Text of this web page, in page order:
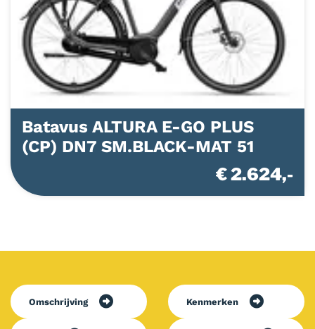
Batavus ALTURA E-GO PLUS
(CP) DN7 SM.BLACK-MAT 51
€ 2.624,-
Omschrijving Kenmerken